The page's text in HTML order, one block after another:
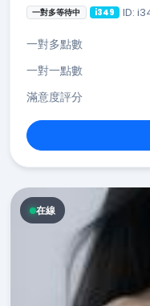
一對多等待中 i349 ID:
一對多點數
一對一點數
滿意度評分
在線